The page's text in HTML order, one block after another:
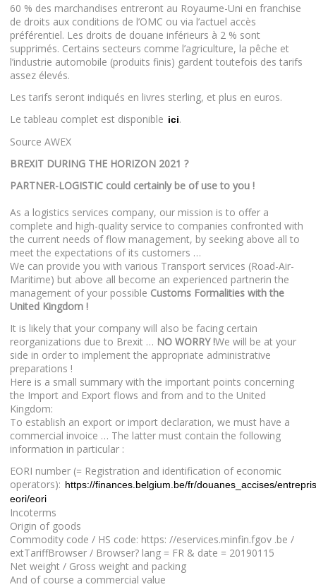
60 % des marchandises entreront au Royaume-Uni en franchise
de droits aux conditions de l’OMC ou via l’actuel accès
préférentiel. Les droits de douane inférieurs à 2 % sont
supprimés. Certains secteurs comme l’agriculture, la pêche et
l’industrie automobile (produits finis) gardent toutefois des tarifs
assez élevés.
Les tarifs seront indiqués en livres sterling, et plus en euros.
Le tableau complet est disponible ici.
Source AWEX
BREXIT DURING THE HORIZON 2021 ?
PARTNER-LOGISTIC could certainly be of use to you !
As a logistics services company, our mission is to offer a
complete and high-quality service to companies confronted with
the current needs of flow management, by seeking above all to
meet the expectations of its customers …
We can provide you with various Transport services (Road-Air-
Maritime) but above all become an experienced partnerin the
management of your possible Customs Formalities with the
United Kingdom !
It is likely that your company will also be facing certain
reorganizations due to Brexit … NO WORRY !We will be at your
side in order to implement the appropriate administrative
preparations !
Here is a small summary with the important points concerning
the Import and Export flows and from and to the United
Kingdom:
To establish an export or import declaration, we must have a
commercial invoice … The latter must contain the following
information in particular :
EORI number (= Registration and identification of economic
operators): https://finances.belgium.be/fr/douanes_accises/
eori/eori
Incoterms
Origin of goods
Commodity code / HS code: https: //eservices.minfin.fgov .be /
extTariffBrowser / Browser? lang = FR & date = 20190115
Net weight / Gross weight and packing
And of course a commercial value